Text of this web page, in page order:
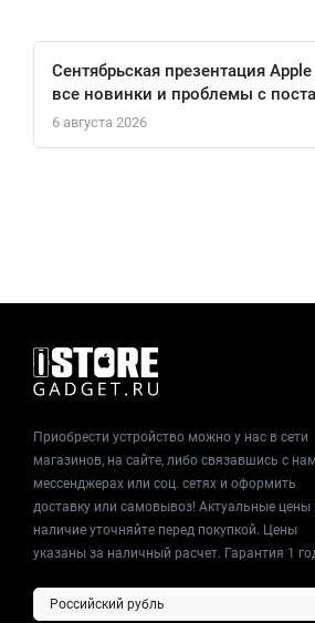
Сентябрьская презентация
все новинки и проблемы с
6 августа 2026
Приобрести устройство можно у нас в сети
магазинов, на сайте, либо связавшись с
мессенджерах или соц. сетях и оформить
доставку или самовывоз! Актуальные цены
наличие уточняйте перед покупкой. Цены
указаны за наличный расчет. Гарантия 1